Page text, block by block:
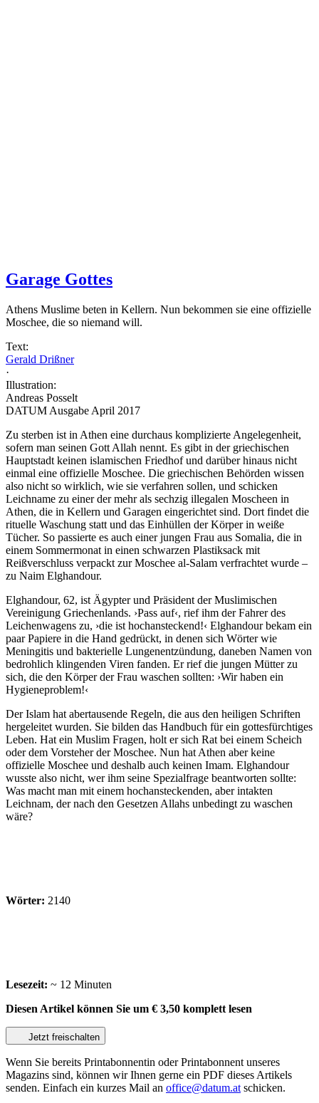
Garage Gottes
Athens Muslime beten in Kellern. Nun bekommen sie eine offizielle
Moschee, die so niemand will.
Text:
Gerald Drißner
·
Illustration:
Andreas Posselt
DATUM Ausgabe April 2017
Zu sterben ist in Athen eine durchaus komplizierte Angelegenheit,
sofern man seinen Gott Allah nennt. Es gibt in der griechischen
Hauptstadt keinen islamischen Friedhof und darüber hinaus nicht
einmal eine offizielle Moschee. Die griechischen Behörden wissen
also nicht so wirklich, wie sie verfahren sollen, und schicken
Leichname zu einer der mehr als sechzig illegalen Moscheen in
Athen, die in Kellern und Garagen eingerichtet sind. Dort findet die
rituelle Waschung statt und das Einhüllen der Körper in weiße
Tücher. So passierte es auch einer jungen Frau aus Somalia, die in
einem Sommermonat in einen schwarzen Plastiksack mit
Reißverschluss verpackt zur Moschee al-Salam verfrachtet wurde –
zu Naim Elghandour.
Elghandour, 62, ist Ägypter und Präsident der Muslimischen
Vereinigung Griechenlands. ›Pass auf‹, rief ihm der Fahrer des
Leichenwagens zu, ›die ist hochansteckend!‹ Elghandour bekam ein
paar Papiere in die Hand gedrückt, in denen sich Wörter wie
Meningitis und bakterielle Lungenentzündung, daneben Namen von
bedrohlich klingenden Viren fanden. Er rief die jungen Mütter zu
sich, die den Körper der Frau waschen sollten: ›Wir haben ein
Hygieneproblem!‹
Der Islam hat abertausende Regeln, die aus den heiligen Schriften
hergeleitet wurden. Sie bilden das Handbuch für ein gottesfürchtiges
Leben. Hat ein Muslim Fragen, holt er sich Rat bei einem Scheich
oder dem Vorsteher der Moschee. Nun hat Athen aber keine
offizielle Moschee und deshalb auch keinen Imam. El­ghan­dour
wusste also nicht, wer ihm seine Spezialfrage beantworten sollte:
Was macht man mit einem hoch­ansteckenden, aber intakten
Leichnam, der nach den Gesetzen Allahs unbedingt zu waschen
wäre?
Wörter: 2140
Lesezeit: ~ 12 Minuten
Diesen Artikel können Sie um € 3,50 komplett lesen
Jetzt freischalten
Wenn Sie bereits Printabonnentin oder Printabonnent unseres
Magazins sind, können wir Ihnen gerne ein PDF dieses Artikels
senden. Einfach ein kurzes Mail an office@datum.at schicken.